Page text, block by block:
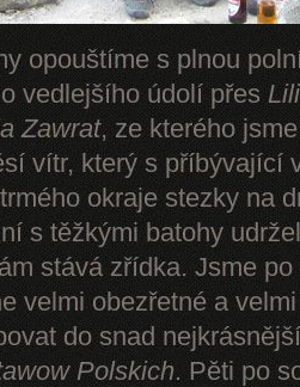
opouštíme s plnou
vedlejšího údolí přes
Zawrat, ze kterého
vítr, který s příbývající
okraje stezky na
s těžkými batohy
stává zřídka. Jsme
velmi obezřetné a
do snad
Polskich. Pěti po